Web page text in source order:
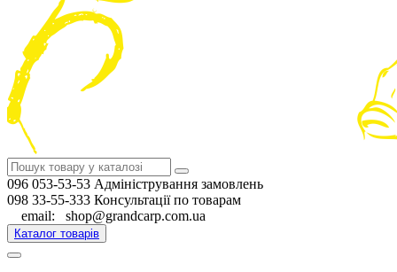
096 053-53-53 Адміністрування замовлень
098 33-55-333 Консультації по товарам
email: shop@grandcarp.com.ua
Каталог товарів